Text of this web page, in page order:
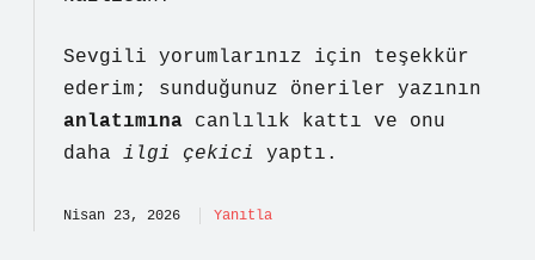
Sevgili yorumlarınız için teşekkür
ederim; sunduğunuz öneriler yazının
anlatımına canlılık kattı ve onu
daha ilgi çekici yaptı.
Nisan 23, 2026 Yanıtla